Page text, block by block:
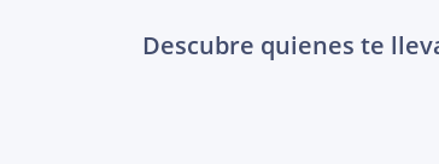
Descubre quienes te